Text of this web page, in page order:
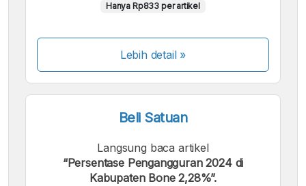
Hanya Rp833 per artikel
Lebih detail »
Beli Satuan
Langsung baca artikel
“Persentase Pengangguran 2024 di
Kabupaten Bone 2,28%”.